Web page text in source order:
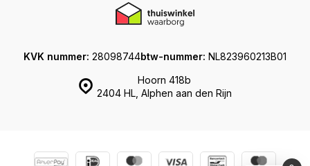
Hoorn 418b
2404 HL, Alphen aan den Rijn
KVK nummer: 28098744btw-nummer: NL823960213B01